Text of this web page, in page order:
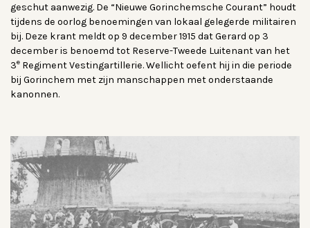
geschut aanwezig. De “Nieuwe Gorinchemsche Courant” houdt
tijdens de oorlog benoemingen van lokaal gelegerde militairen
bij. Deze krant meldt op 9 december 1915 dat Gerard op 3
december is benoemd tot Reserve-Tweede Luitenant van het
3e Regiment Vestingartillerie. Wellicht oefent hij in die periode
bij Gorinchem met zijn manschappen met onderstaande
kanonnen.